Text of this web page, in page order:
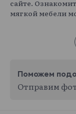
сайте.
мягкой мебели
Поможем
Отправим